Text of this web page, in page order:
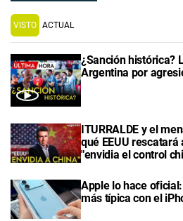
VISTO ACTUAL
¿Sanción histórica?
Argentina por
ITURRALDE y el
qué EEUU
"envidia el control
Apple lo hace
más típica con el